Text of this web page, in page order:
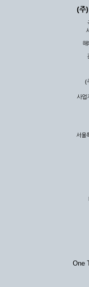
공할 수 있도록 최선
게 누설, 배포하여서
기관 등의 합법적인
③ 회사는 이용자로부
인정할 경우에는 즉
우 그 처리를 위해 노
제7조 (회원의 의무)
① 회원은 ID와 비밀
② 회원은 이용신청서
서비스를 통하여 그
③ 다른 회원의 ID와
④ 회원은 회사의 서
아야 하며 공공질서나
리 행위도 할 수 없습
사가 통지하는 사항
해되는 행위를 하여서
제8조 (회원의 관리)
① 회원은 언제든 이
(주
해
(
사업
서울
One